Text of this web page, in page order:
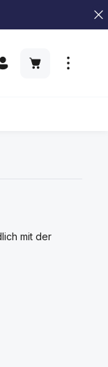
0 Produkte auf dem
Warenkorb
mit der